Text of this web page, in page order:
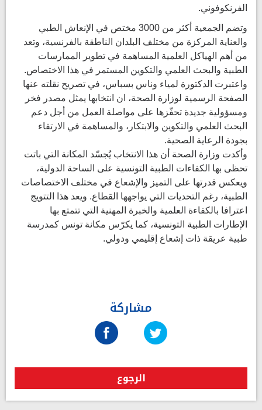
الفرنكوفوني.
وتضم الجمعية أكثر من 3000 مختص في الإنعاش الطبي
والعناية المركزة من مختلف البلدان الناطقة بالفرنسية، وتعد
من أهم الهياكل العلمية المساهمة في تطوير الممارسات
الطبية والبحث العلمي والتكوين المستمر في هذا الاختصاص.
واعتبرت الدكتورة لمياء وناس بسباس، في تصريح نقلته عنها
الصفحة الرسمية لوزارة الصحة، ان انتخابها يمثل مصدر فخر
ومسؤولية جديدة تحفّزها على مواصلة العمل من أجل دعم
البحث العلمي والتكوين والابتكار، والمساهمة في الارتقاء
بجودة الرعاية الصحية.
وأكدت وزارة الصحة أن هذا الانتخاب يُجسّد المكانة التي باتت
تحظى بها الكفاءات الطبية التونسية على الساحة الدولية،
ويعكس قدرتها على التميز والإشعاع في مختلف الاختصاصات
الطبية، رغم التحديات التي يواجهها القطاع. ويعد هذا التتويج
اعترافا بالكفاءة العلمية والخبرة المهنية التي تتمتع بها
الإطارات الطبية التونسية، كما يكرّس مكانة تونس كمدرسة
طبية عريقة ذات إشعاع إقليمي ودولي.
مشاركة
الرجوع